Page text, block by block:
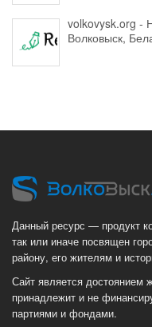
volkovysk.org -
Волковыск,
Данный ресурс — продукт
так или иначе посвящен
району, его жителям и
Сайт является
принадлежит и не
партиями и фондами.